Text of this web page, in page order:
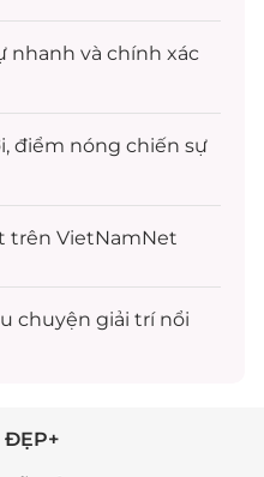
nhanh và chính xác
, điểm nóng chiến sự
trên VietNamNet
chuyện giải trínổi
ĐẸP+